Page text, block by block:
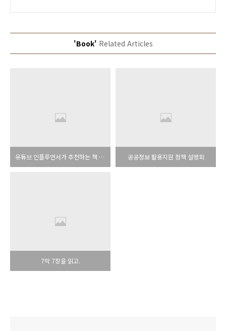
'Book' Related Articles
유튜브 인플루언서가 추천하는 책 목록 공공정보 활용지원 정책 설명회
7막 7장을 읽고.